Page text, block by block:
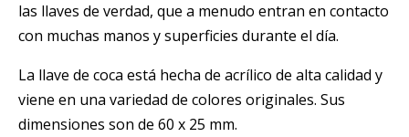
las llaves de verdad, que a menudo entran en contacto
con muchas manos y superficies durante el día.
La llave de coca está hecha de acrílico de alta calidad y
viene en una variedad de colores originales. Sus
dimensiones son de 60 x 25 mm.